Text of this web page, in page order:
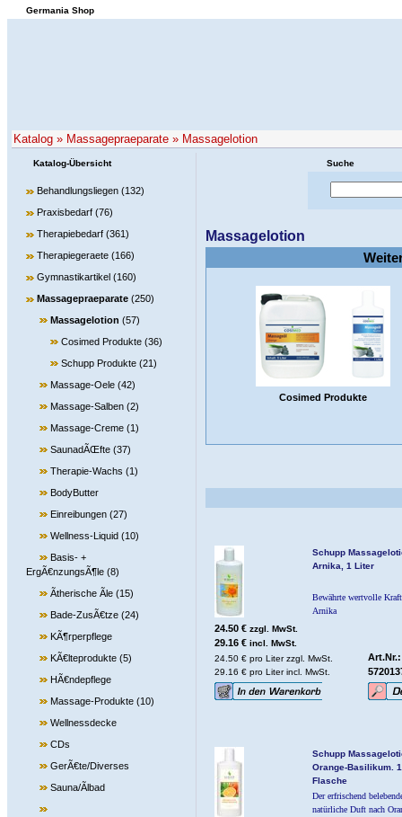
Germania Shop
Katalog » Massagepraeparate » Massagelotion
Katalog-Übersicht
Behandlungsliegen (132)
Praxisbedarf (76)
Therapiebedarf (361)
Therapiegeraete (166)
Gymnastikartikel (160)
Massagepraeparate (250)
Massagelotion (57)
Cosimed Produkte (36)
Schupp Produkte (21)
Massage-Oele (42)
Massage-Salben (2)
Massage-Creme (1)
SaunadÃŒfte (37)
Therapie-Wachs (1)
BodyButter
Einreibungen (27)
Wellness-Liquid (10)
Basis- +
ErgÃ€nzungsÃ¶le (8)
Ãtherische Ãle (15)
Bade-ZusÃ€tze (24)
KÃ¶rperpflege
KÃ€lteprodukte (5)
HÃ€ndepflege
Massage-Produkte (10)
Wellnessdecke
CDs
GerÃ€te/Diverses
Sauna/Ãlbad
Suche
Massagelotion
Cosimed Produkte
Schupp
Arnika, 1 Liter
Bewährte wertvolle Kraft
Arnika
24.50 € zzgl. MwSt.
29.16 € incl. MwSt.
Art.Nr.:
24.50 € pro Liter zzgl. MwSt.
29.16 € pro Liter incl. MwSt.
Schupp
Orange-Basilikum.
Flasche
Der erfrischend
natürliche Duft nach